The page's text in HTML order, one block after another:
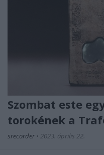
Szombat este
torokének a
srecorder • 2023. április 22.